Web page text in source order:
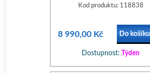
Kod produktu: 118838
8 990,00 Kč Do košíku
Dostupnost: Týden